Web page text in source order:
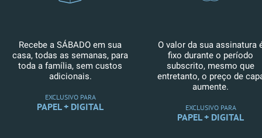
Recebe a SÁBADO em sua
casa, todas as semanas, para
toda a família, sem custos
adicionais.
EXCLUSIVO PARA
PAPEL + DIGITAL
O valor da sua assinatura
fixo durante o período
subscrito, mesmo que
entretanto, o preço de
aumente.
EXCLUSIVO PARA
PAPEL + DIGITAL